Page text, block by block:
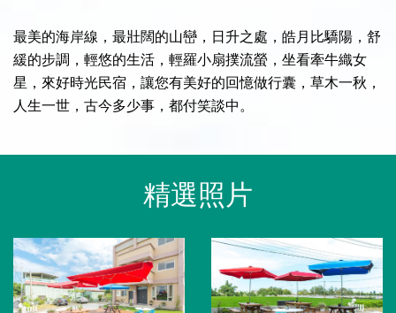
最美的海岸線，最壯闊的山巒，日升之處，皓月比驕陽，舒
緩的步調，輕悠的生活，輕羅小扇撲流螢，坐看牽牛織女
星，來好時光民宿，讓您有美好的回憶做行囊，草木一秋，
人生一世，古今多少事，都付笑談中。
精選照片